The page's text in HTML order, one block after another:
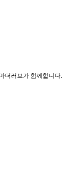
더러브가 함께합니다.